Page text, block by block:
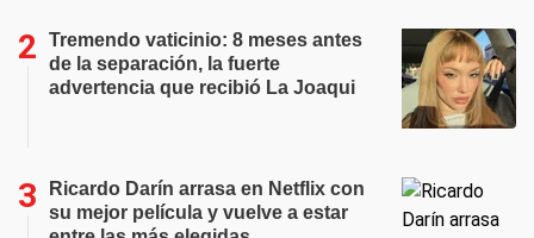
Tremendo vaticinio: 8 meses antes
de la separación, la fuerte
advertencia que recibió La Joaqui
Ricardo Darín arrasa en Netflix con
su mejor película y vuelve a estar